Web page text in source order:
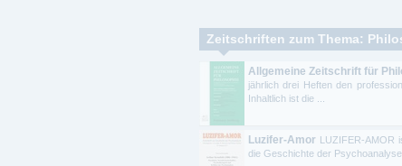
Zeitschriften zum Thema:
Allgemeine Zeitschrift für
jährlich drei Heften den
Inhaltlich ist die ...
Luzifer-Amor LUZIFER-AMOR
die Geschichte der